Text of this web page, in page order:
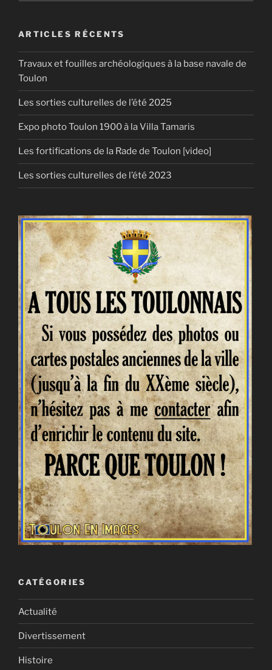
ARTICLES RÉCENTS
Travaux et fouilles archéologiques à la base navale de
Toulon
Les sorties culturelles de l’été 2025
Expo photo Toulon 1900 à la Villa Tamaris
Les fortifications de la Rade de Toulon [video]
Les sorties culturelles de l’été 2023
CATÉGORIES
Actualité
Divertissement
Histoire